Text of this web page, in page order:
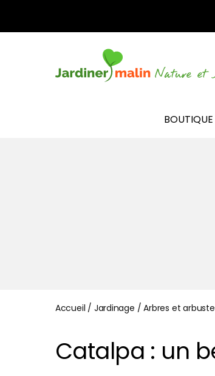
BOUTIQUE
Accueil / Jardinage /Arbres et
Catalpa : un